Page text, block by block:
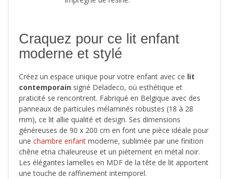
Craquez pour ce lit enfant
moderne et stylé
Créez un espace unique pour votre enfant avec ce lit
contemporain signé Deladeco, où esthétique et
praticité se rencontrent. Fabriqué en Belgique avec des
panneaux de particules mélaminés robustes (18 à 28
mm), ce lit allie qualité et design. Ses dimensions
généreuses de 90 x 200 cm en font une pièce idéale pour
une chambre enfant moderne, sublimée par une finition
chêne etna chaleureuse et un piétement en métal noir.
Les élégantes lamelles en MDF de la tête de lit apportent
une touche de raffinement intemporel.